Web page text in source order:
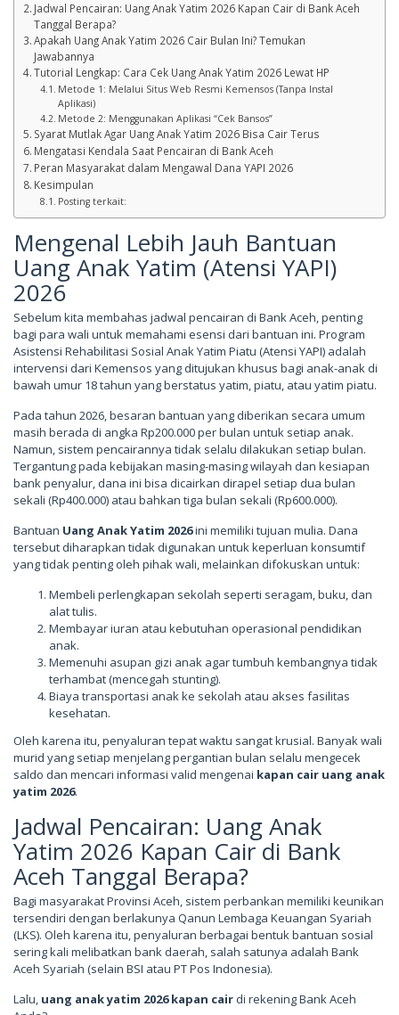
Jadwal Pencairan: Uang Anak Yatim 2026 Kapan Cair di Bank Aceh
Tanggal Berapa?
Apakah Uang Anak Yatim 2026 Cair Bulan Ini? Temukan
Jawabannya
Tutorial Lengkap: Cara Cek Uang Anak Yatim 2026 Lewat HP
Metode 1: Melalui Situs Web Resmi Kemensos (Tanpa Instal
Aplikasi)
Metode 2: Menggunakan Aplikasi “Cek Bansos”
Syarat Mutlak Agar Uang Anak Yatim 2026 Bisa Cair Terus
Mengatasi Kendala Saat Pencairan di Bank Aceh
Peran Masyarakat dalam Mengawal Dana YAPI 2026
Kesimpulan
Posting terkait:
Mengenal Lebih Jauh Bantuan
Uang Anak Yatim (Atensi YAPI)
2026
Sebelum kita membahas jadwal pencairan di Bank Aceh, penting
bagi para wali untuk memahami esensi dari bantuan ini. Program
Asistensi Rehabilitasi Sosial Anak Yatim Piatu (Atensi YAPI) adalah
intervensi dari Kemensos yang ditujukan khusus bagi anak-anak di
bawah umur 18 tahun yang berstatus yatim, piatu, atau yatim piatu.
Pada tahun 2026, besaran bantuan yang diberikan secara umum
masih berada di angka Rp200.000 per bulan untuk setiap anak.
Namun, sistem pencairannya tidak selalu dilakukan setiap bulan.
Tergantung pada kebijakan masing-masing wilayah dan kesiapan
bank penyalur, dana ini bisa dicairkan dirapel setiap dua bulan
sekali (Rp400.000) atau bahkan tiga bulan sekali (Rp600.000).
Bantuan Uang Anak Yatim 2026ini memiliki tujuan mulia. Dana
tersebut diharapkan tidak digunakan untuk keperluan konsumtif
yang tidak penting oleh pihak wali, melainkan difokuskan untuk:
Membeli perlengkapan sekolah seperti seragam, buku, dan
alat tulis.
Membayar iuran atau kebutuhan operasional pendidikan
anak.
Memenuhi asupan gizi anak agar tumbuh kembangnya tidak
terhambat (mencegah stunting).
Biaya transportasi anak ke sekolah atau akses fasilitas
kesehatan.
Oleh karena itu, penyaluran tepat waktu sangat krusial. Banyak wali
murid yang setiap menjelang pergantian bulan selalu mengecek
saldo dan mencari informasi valid mengenai kapan cair uang anak
yatim 2026.
Jadwal Pencairan: Uang Anak
Yatim 2026 Kapan Cair di Bank
Aceh Tanggal Berapa?
Bagi masyarakat Provinsi Aceh, sistem perbankan memiliki keunikan
tersendiri dengan berlakunya Qanun Lembaga Keuangan Syariah
(LKS). Oleh karena itu, penyaluran berbagai bentuk bantuan sosial
sering kali melibatkan bank daerah, salah satunya adalah Bank
Aceh Syariah (selain BSI atau PT Pos Indonesia).
Lalu, uang anak yatim 2026 kapan cairdi rekening Bank Aceh